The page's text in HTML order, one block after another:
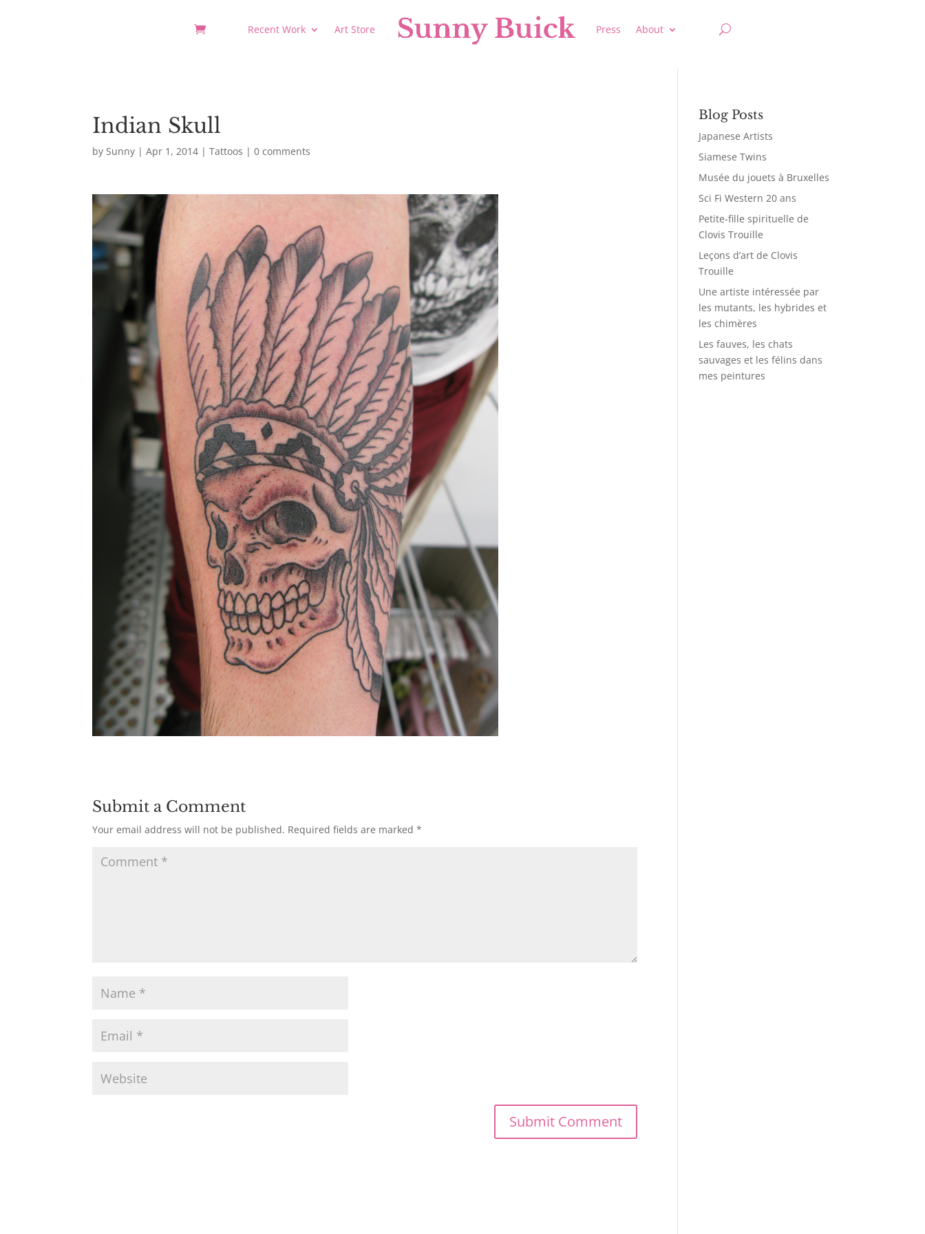
Recent Work Art Store Press About
Indian Skull
bySunny |Apr 1, 2014 |Tattoos |0 comments
Submit a Comment
Your email address will not be published. Required fields are marked*
Blog Posts
Japanese Artists
Siamese Twins
Musée du jouets à Bruxelles
Sci Fi Western 20 ans
Petite-fille spirituelle de
Clovis Trouille
Leçons d’art de Clovis
Trouille
Une artiste intéressée par
les mutants, les hybrides et
les chimères
Les fauves, les chats
sauvages et les félins dans
mes peintures